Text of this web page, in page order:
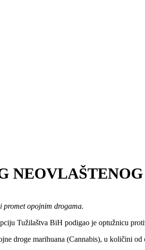
promet opojnim drogama.
Tužilaštva BiH podigao je optužnicu
droge marihuana (Cannabis), u količini